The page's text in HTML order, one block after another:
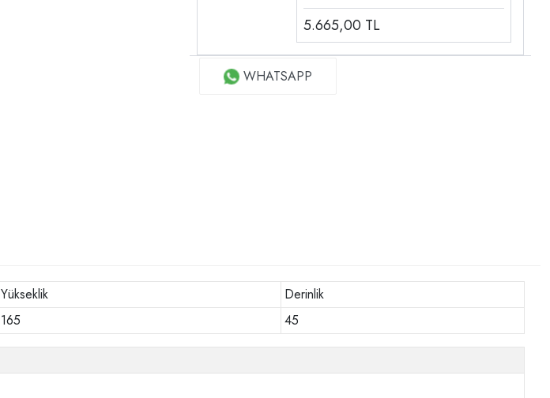
5.665,00 TL
WHATSAPP
Yükseklik
Derinlik
165 45